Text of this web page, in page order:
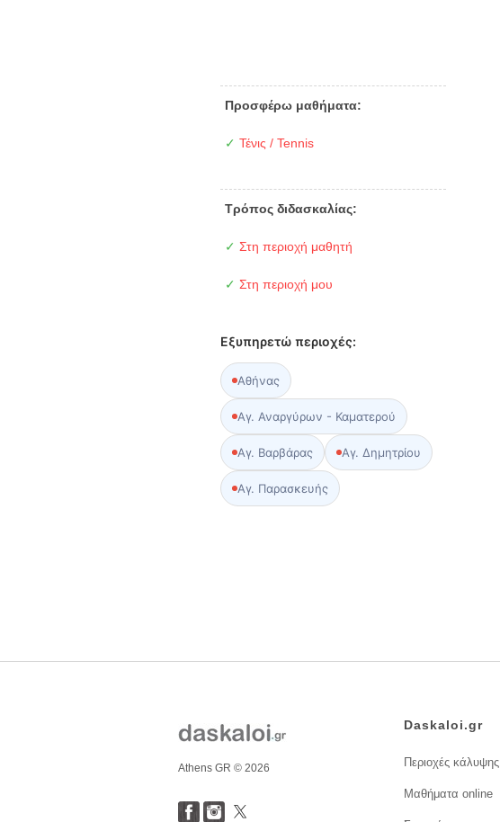
Προσφέρω μαθήματα:
✓ Τένις / Tennis
Τρόπος διδασκαλίας:
✓ Στη περιοχή μαθητή
✓ Στη περιοχή μου
Εξυπηρετώ περιοχές:
Αθήνας
Αγ. Αναργύρων - Καματερού
Αγ. Βαρβάρας Αγ. Δημητρίου
Αγ. Παρασκευής
Athens GR © 2026
Daskaloi.gr
Περιοχές κάλυψης
Μαθήματα online